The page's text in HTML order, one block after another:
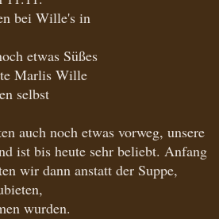
bei Wille's in
etwas Süßes
Marlis Wille
selbst
auch noch etwas vorweg, unsere
ist bis heute sehr beliebt. Anfang
wir dann anstatt der Suppe,
wurden.